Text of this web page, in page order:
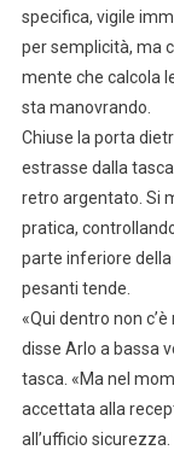
specifica, vigile
per semplicità, ma
mente che calcola
sta manovrando.
Chiuse la porta
estrasse dalla
retro argentato. Si
pratica,
parte inferiore
pesanti tende.
«Qui dentro non
disse Arlo a bassa
tasca. «Ma nel
accettata alla
all’ufficio